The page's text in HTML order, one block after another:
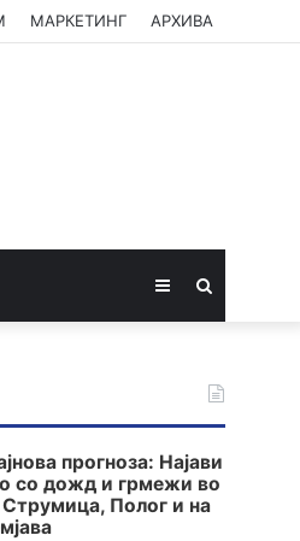
МАРКЕТИНГ АРХИВА
Sidebar
прогноза: Најави
со дожд и грмежи во
Полог и на